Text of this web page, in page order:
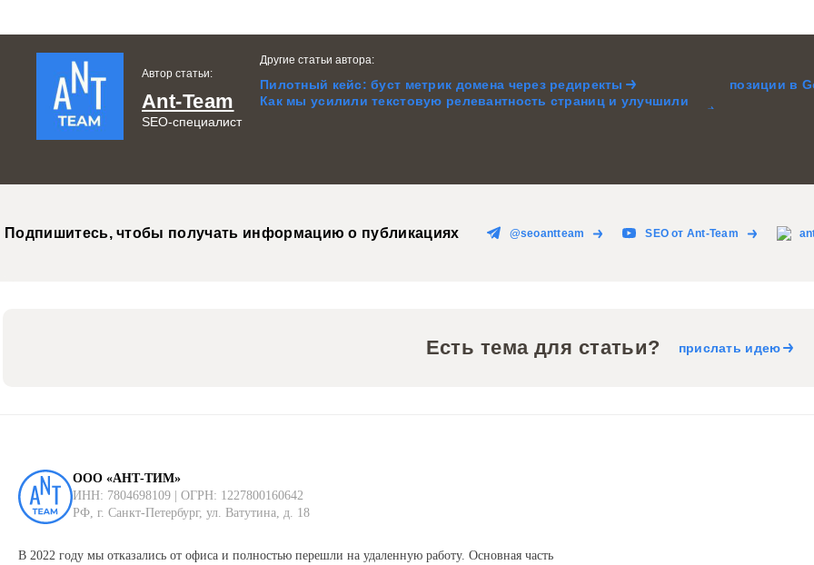
Автор статьи:
Ant-Team
SEO-специалист
Другие статьи автора:
Пилотный кейс: буст метрик домена через редиректы
Как мы усилили текстовую релевантность страниц и улучшили
позиции в
Подпишитесь, чтобы получать информацию о публикациях @seoantteam SEO от Ant-Team
Есть тема для статьи? прислать идею
ООО «АНТ-ТИМ»
ИНН: 7804698109 | ОГРН: 1227800160642
РФ, г. Санкт-Петербург, ул. Ватутина, д. 18
В 2022 году мы отказались от офиса и полностью перешли на удаленную работу. Основная часть